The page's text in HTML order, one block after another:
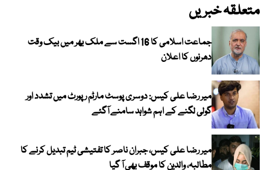
متعلقہ خبریں
جماعت اسلامی کا 16 اگست سے ملک بھر میں بیک وقت
دھرنوں کا اعلان
میر رضا علی کیس: دوسری پوسٹ مارٹم رپورٹ میں تشدد اور
گولی لگنے کے اہم شواہد سامنے آگئے
میر رضا علی کیس، جبران ناصر کا تفتیشی ٹیم تبدیل کرنے کا
مطالبہ، والدین کا موقف بھی آ گیا